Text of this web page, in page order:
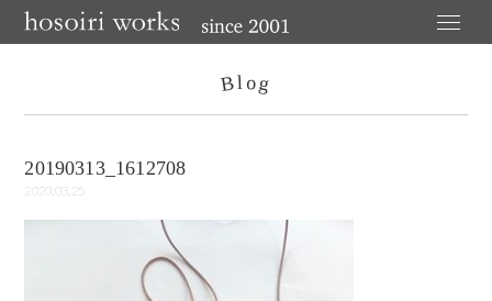
Blog
20190313_1612708
2020.03.25